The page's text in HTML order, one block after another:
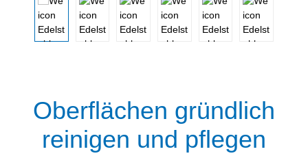
Oberflächen gründlich
reinigen und pflegen